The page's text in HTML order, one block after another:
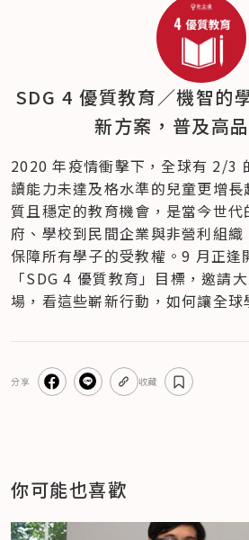
SDG 4 優質教育／機智的
新方案，普及高
2020 年疫情衝擊下，全球有 2/3
讀能力未達及格水準的兒童更增
質且穩定的教育機會，是當今世
府、學校到民間企業與非營利組
保障所有學子的受教權。9 月正逢
「SDG 4 優質教育」目標，邀請
場，看這些嶄新行動，如何讓全球
分享 收藏
你可能也喜歡